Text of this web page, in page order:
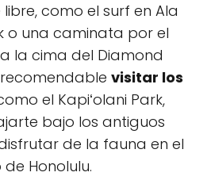
como el surf en Ala
o una caminata por el
la cima del Diamond
visitar ‌los
el Kapiʻolani⁣ Park,
bajo los antiguos
de la fauna en el
Honolulu.